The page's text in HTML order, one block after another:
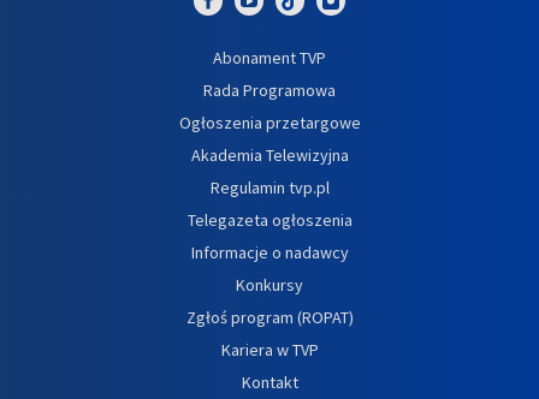
Abonament TVP
Rada Programowa
Ogłoszenia przetargowe
Akademia Telewizyjna
Regulamin tvp.pl
Telegazeta ogłoszenia
Informacje o nadawcy
Konkursy
Zgłoś program (ROPAT)
Kariera w TVP
Kontakt